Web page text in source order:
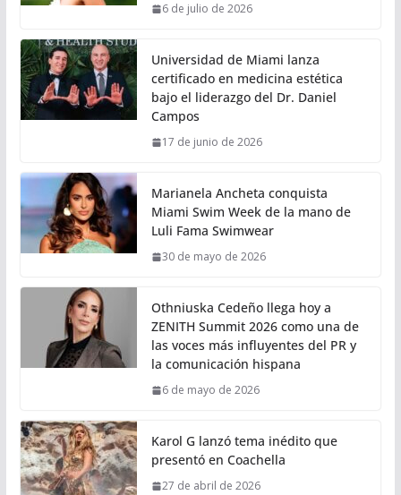
6 de julio de 2026
Universidad de Miami lanza
certificado en medicina estética
bajo el liderazgo del Dr. Daniel
Campos
17 de junio de 2026
Marianela Ancheta conquista
Miami Swim Week de la mano de
Luli Fama Swimwear
30 de mayo de 2026
Othniuska Cedeño llega hoy a
ZENITH Summit 2026 como una de
las voces más influyentes del PR y
la comunicación hispana
6 de mayo de 2026
Karol G lanzó tema inédito que
presentó en Coachella
27 de abril de 2026